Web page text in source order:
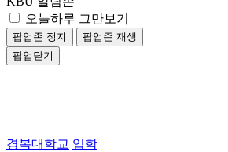
오늘하루 그만보기
팝업존 정지
팝업존 재생
팝업닫기
경복대학교 입학